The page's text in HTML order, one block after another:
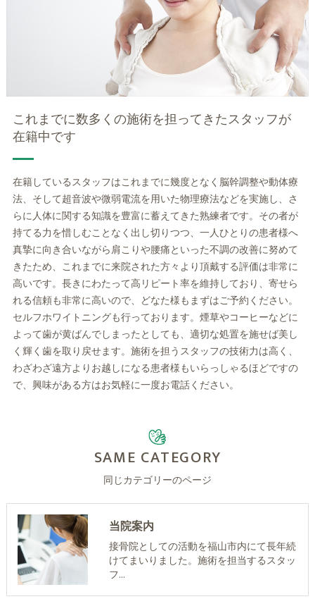
これまでに数多くの施術を担ってきたスタッフが
在籍中です
在籍しているスタッフはこれまでに幾度となく脳幹調整や動体療
法、そして超音波や微弱電流を用いた物理療法などを実施し、さ
らに人体に関する知識を豊富に蓄えてきた熟練者です。その者が
持てる力を惜しむことなく出し切りつつ、一人ひとりの患者様へ
真摯に向き合いながら肩こりや腰痛といった不調の改善に努めて
きたため、これまでに来院された方々より頂戴する評価は非常に
高いです。長きにわたって高リピート率を維持しており、寄せら
れる信頼も非常に高いので、どなた様もまずはご予約ください。
セルフホワイトニングも行っております。煙草やコーヒーなどに
よって歯が黄ばんでしまったとしても、適切な処置を施せば美し
く輝く歯を取り戻せます。施術を担うスタッフの技術力は高く、
わざわざ遠方よりお越しになる患者様もいらっしゃるほどですの
で、興味がある方はお気軽に一度お電話ください。
同じカテゴリーのページ
SAME CATEGORY
当院案内
接骨院としての活動を福山市内にて長年続
けてまいりました。施術を担当するスタッ
フ…